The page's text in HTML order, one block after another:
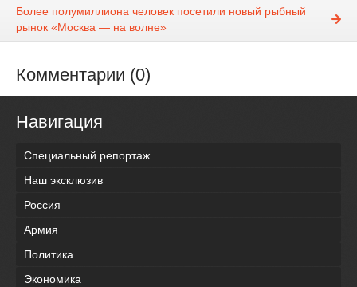
Более полумиллиона человек посетили новый рыбный
рынок «Москва — на волне»
Комментарии (0)
Навигация
Специальный репортаж
Наш эксклюзив
Россия
Армия
Политика
Экономика